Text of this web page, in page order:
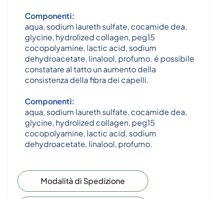
Componenti:
aqua, sodium laureth sulfate, cocamide dea,
glycine, hydrolized collagen, peg15
cocopolyamine, lactic acid, sodium
dehydroacetate, linalool, profumo. é possibile
constatare al tatto un aumento della
consistenza della fibra dei capelli.
Componenti:
aqua, sodium laureth sulfate, cocamide dea,
glycine, hydrolized collagen, peg15
cocopolyamine, lactic acid, sodium
dehydroacetate, linalool, profumo.
Modalità di Spedizione